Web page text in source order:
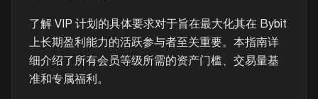
了解 VIP 计划的具体要求对于旨在最大化其在 Bybit
上长期盈利能力的活跃参与者至关重要。本指南详
细介绍了所有会员等级所需的资产门槛、交易量基
准和专属福利。